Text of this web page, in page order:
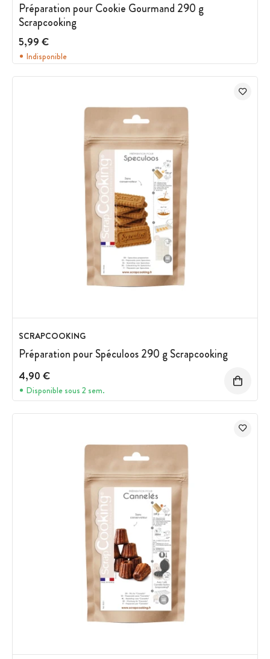
Préparation pour Cookie Gourmand 290 g
Scrapcooking
5,99 €
Indisponible
SCRAPCOOKING
Préparation pour Spéculoos 290 g Scrapcooking
4,90 €
Disponible sous 2 sem.